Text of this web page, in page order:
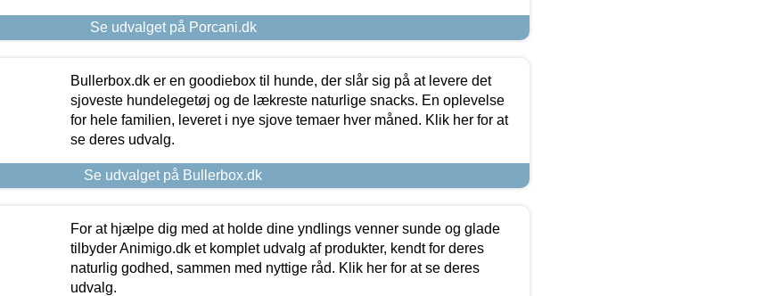
Se udvalget på Porcani.dk
Bullerbox.dk er en goodiebox til hunde, der slår sig på at levere det
sjoveste hundelegetøj og de lækreste naturlige snacks. En oplevelse
for hele familien, leveret i nye sjove temaer hver måned. Klik her for at
se deres udvalg.
Se udvalget på Bullerbox.dk
For at hjælpe dig med at holde dine yndlings venner sunde og glade
tilbyder Animigo.dk et komplet udvalg af produkter, kendt for deres
naturlig godhed, sammen med nyttige råd. Klik her for at se deres
udvalg.